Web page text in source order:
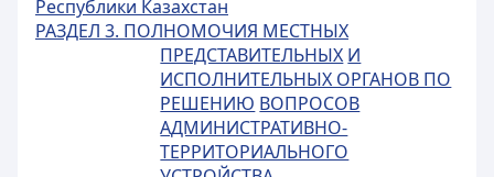
Республики Казахстан
РАЗДЕЛ 3. ПОЛНОМОЧИЯ МЕСТНЫХ
ПРЕДСТАВИТЕЛЬНЫХ И
ИСПОЛНИТЕЛЬНЫХ ОРГАНОВ ПО
РЕШЕНИЮ ВОПРОСОВ
АДМИНИСТРАТИВНО-
ТЕРРИТОРИАЛЬНОГО